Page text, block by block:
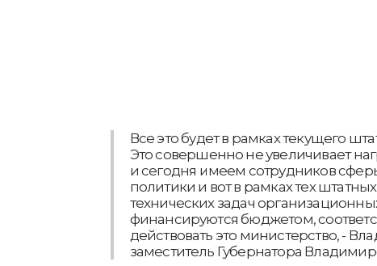
Все это будет в рамках текущего
Это совершенно не увеличивает
и сегодня имеем сотрудников
политики и вот в рамках тех
технических задач
финансируются бюджетом,
действовать это министерство, -
заместитель Губернатора